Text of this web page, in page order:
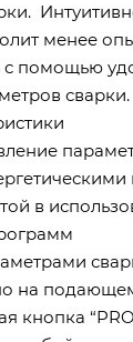
менее
с помощью
сварки.
в
на
кнопка